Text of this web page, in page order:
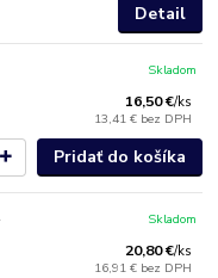
Detail
16,50 €/ks
13,41 € bez DPH
Skladom
Pridať do košíka
20,80 €/ks
16,91 € bez DPH
Skladom